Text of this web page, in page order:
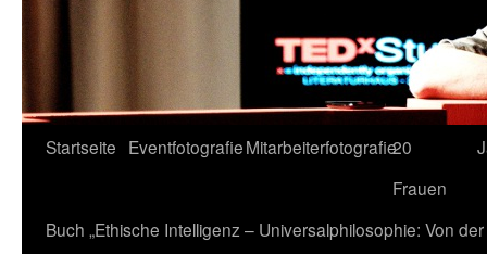
Zum
springen
Startseite EventfotografieMitarbeiterfotografie20
Frauen
Buch „Ethische Intelligenz – Universalphilosophie: Von